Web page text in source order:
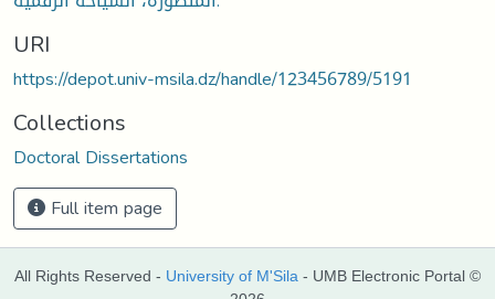
URI
https://depot.univ-msila.dz/handle/123456789/5191
Collections
Doctoral Dissertations
Full item page
All Rights Reserved - University of M'Sila - UMB Electronic Portal ©